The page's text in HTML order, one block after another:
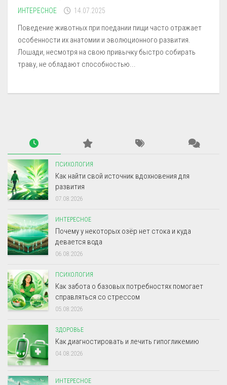
ИНТЕРЕСНОЕ 14.07.2025
Поведение животных при поедании пищи часто отражает
особенности их анатомии и эволюционного развития.
Лошади, несмотря на свою привычку быстро собирать
траву, не обладают способностью...
ПСИХОЛОГИЯ
Как найти свой источник вдохновения для
развития
07.08.2026
ИНТЕРЕСНОЕ
Почему у некоторых озёр нет стока и куда
девается вода
06.08.2026
ПСИХОЛОГИЯ
Как забота о базовых потребностях помогает
справляться со стрессом
05.08.2026
ЗДОРОВЬЕ
Как диагностировать и лечить гипогликемию
04.08.2026
ИНТЕРЕСНОЕ